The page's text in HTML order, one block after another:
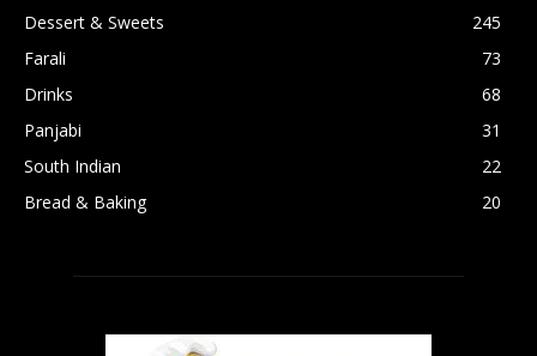
Dessert & Sweets
245
Farali
73
Drinks
68
Panjabi
31
South Indian
22
Bread & Baking
20